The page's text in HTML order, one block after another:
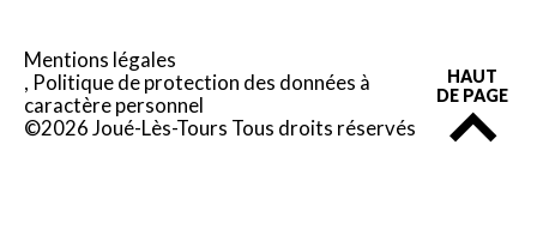
Mentions légales
Politique de protection des données à
caractère personnel
©2026 Joué-Lès-Tours Tous droits réservés
HAUT
DE PAGE